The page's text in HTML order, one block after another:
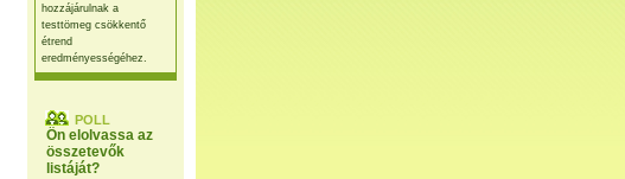
hozzájárulnak a
testtömeg csökkentő
étrend
eredményességéhez.
POLL
Ön elolvassa az
összetevők
listáját?